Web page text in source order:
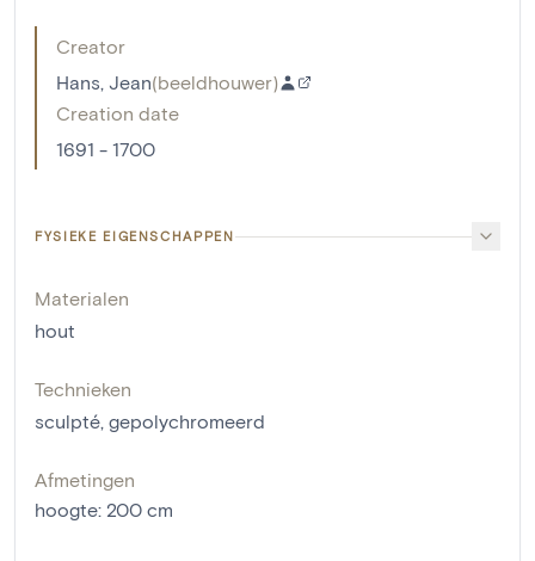
Creator
Hans, Jean(beeldhouwer)
Creation date
1691 - 1700
FYSIEKE EIGENSCHAPPEN
Materialen
hout
Technieken
sculpté, gepolychromeerd
Afmetingen
hoogte: 200 cm